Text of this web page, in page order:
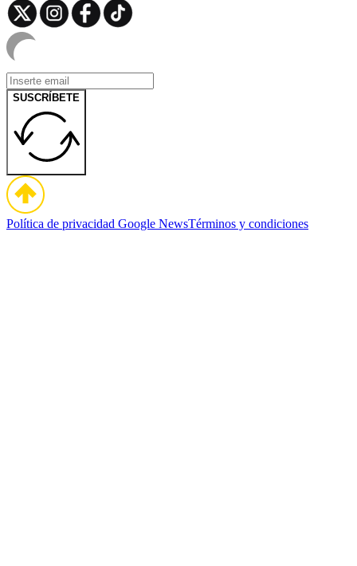
SUSCRÍBETE
Política de privacidad Google NewsTérminos y condiciones